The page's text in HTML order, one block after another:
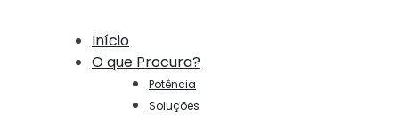
Início
O que Procura?
Potência
Soluções